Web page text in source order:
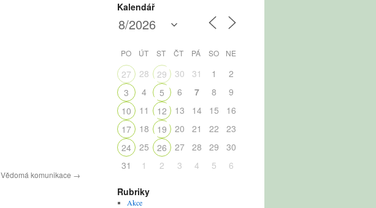
Vědomá komunikace →
Kalendář
PO ÚT ST ČT PÁ SO NE
27 28 29 30 31 1
2
3
4 5 6 7 8
9
10
11 12 13 14 15
16
17
18 19 20 21 22
23
24
25 26 27 28 29
30
31
1 2 3 4 5 6
Rubriky
Akce